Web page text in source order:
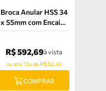
Broca Anular HSS 34
x 55mm com Encaixe
Weldon Euroboor -
R$ 592,69à vista
ou até 12x de R$ 52,42
COMPRAR